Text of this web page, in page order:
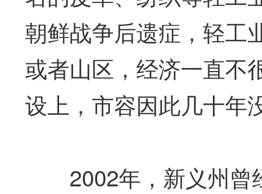
朝鲜战争后遗症，轻工
或者山区，经济一直不
设上，市容因此几十年
2002年，新义州曾